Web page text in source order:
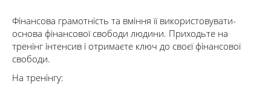
Фінансова грамотність та вміння її використовувати-
основа фінансової свободи людини. Приходьте на
тренінг інтенсив і отримаєте ключ до своєї фінансової
свободи.
На тренінгу: